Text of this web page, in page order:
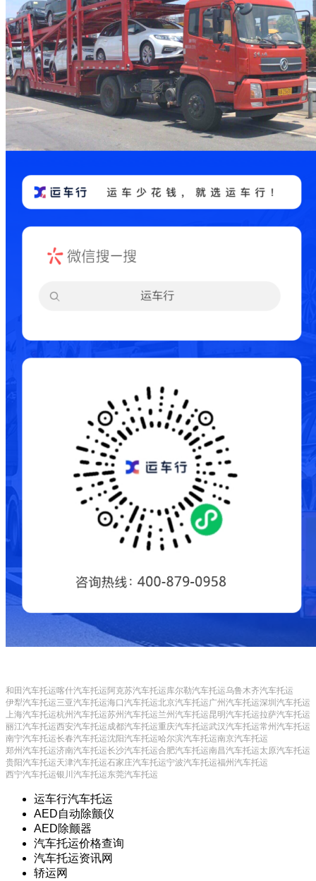
和田汽车托运喀什汽车托运阿克苏汽车托运库尔勒汽车托运乌鲁木齐汽车托运
伊犁汽车托运三亚汽车托运海口汽车托运北京汽车托运广州汽车托运深圳汽车托运
上海汽车托运杭州汽车托运苏州汽车托运兰州汽车托运昆明汽车托运拉萨汽车托运
丽江汽车托运西安汽车托运成都汽车托运重庆汽车托运武汉汽车托运常州汽车托运
南宁汽车托运长春汽车托运沈阳汽车托运哈尔滨汽车托运南京汽车托运
郑州汽车托运济南汽车托运长沙汽车托运合肥汽车托运南昌汽车托运太原汽车托运
贵阳汽车托运天津汽车托运石家庄汽车托运宁波汽车托运福州汽车托运
西宁汽车托运银川汽车托运东莞汽车托运
运车行汽车托运
AED自动除颤仪
AED除颤器
汽车托运价格查询
汽车托运资讯网
轿运网